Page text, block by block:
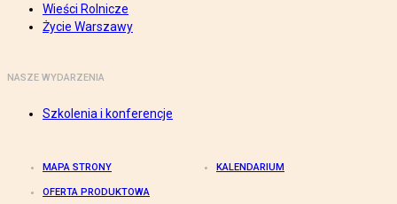
Wieści Rolnicze
Życie Warszawy
NASZE WYDARZENIA
Szkolenia i konferencje
MAPA STRONY KALENDARIUM
OFERTA PRODUKTOWA